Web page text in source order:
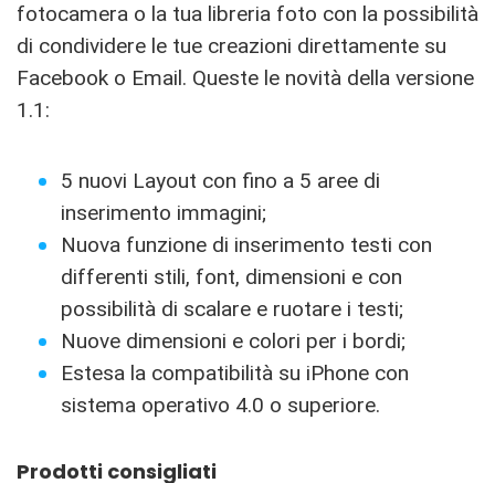
fotocamera o la tua libreria foto con la possibilità
di condividere le tue creazioni direttamente su
Facebook o Email. Queste le novità della versione
1.1:
5 nuovi Layout con fino a 5 aree di
inserimento immagini;
Nuova funzione di inserimento testi con
differenti stili, font, dimensioni e con
possibilità di scalare e ruotare i testi;
Nuove dimensioni e colori per i bordi;
Estesa la compatibilità su iPhone con
sistema operativo 4.0 o superiore.
Prodotti consigliati